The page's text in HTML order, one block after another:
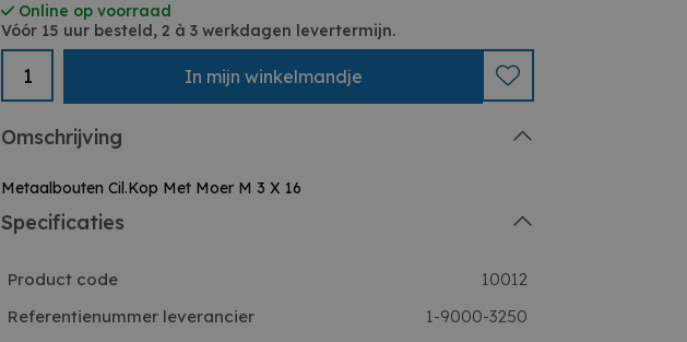
Online op voorraad
Vóór 15 uur besteld, 2 à 3 werkdagen levertermijn.
In mijn winkelmandje
Omschrijving
Metaalbouten Cil.Kop Met Moer M 3 X 16
Specificaties
Product code
10012
Referentienummer leverancier
1-9000-3250